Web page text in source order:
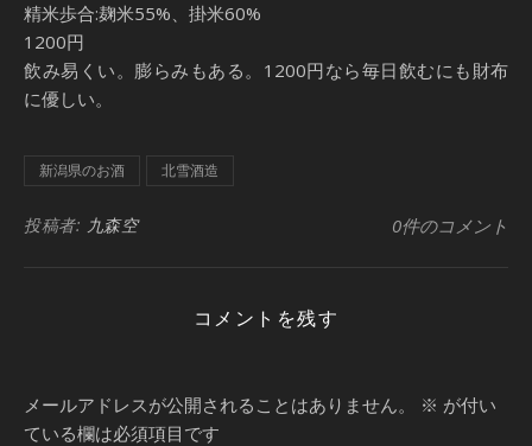
精米歩合:麹米55%、掛米60%
1200円
飲み易くい。膨らみもある。1200円なら毎日飲むにも財布
に優しい。
新潟県のお酒 北雪酒造
投稿者: 九森空 0件のコメント
コメントを残す
メールアドレスが公開されることはありません。 ※ が付い
ている欄は必須項目です